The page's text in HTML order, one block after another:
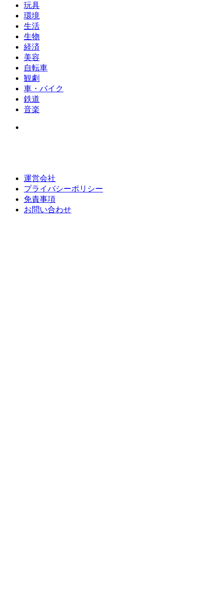
玩具
環境
生活
生物
経済
美容
自転車
観劇
車・バイク
鉄道
音楽
運営会社
プライバシーポリシー
免責事項
お問い合わせ